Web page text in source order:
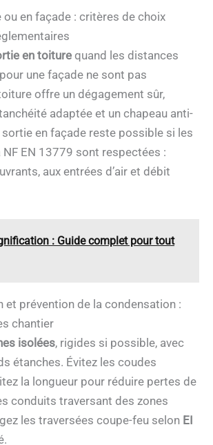
en façade : critères de choix
en toiture quand les distances
une façade ne sont pas
offre un dégagement sûr,
adaptée et un chapeau anti-
en façade reste possible si les
EN 13779 sont respectées :
aux entrées d’air et débit
: Guide complet pour tout
et prévention de la condensation :
chantier
isolées, rigides si possible, avec
étanches. Évitez les coudes
la longueur pour réduire pertes de
conduits traversant des zones
les traversées coupe-feu selon EI